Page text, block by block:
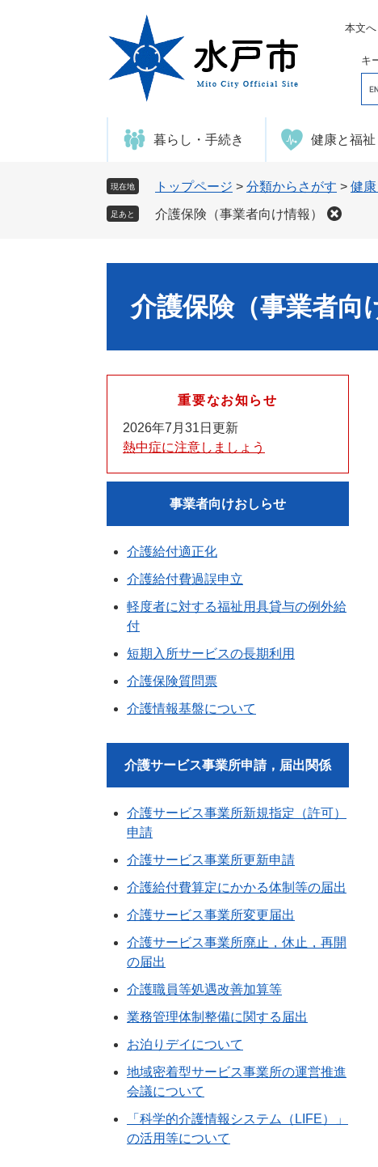
本文へ
キ
o
e
タ
ム
暮らし・手続き 健康と福祉
現在地 トップページ > 分類からさがす > 健
足あと 介護保険（事業者向け情報）
介護保険（事業者向
重要なお知らせ
2026年7月31日更新
熱中症に注意しましょう
事業者向けおしらせ
介護給付適正化
介護給付費過誤申立
軽度者に対する福祉用具貸与の例外給
付
短期入所サービスの長期利用
介護保険質問票
介護情報基盤について
介護サービス事業所申請，届出関係
介護サービス事業所新規指定（許可）
申請
介護サービス事業所更新申請
介護給付費算定にかかる体制等の届出
介護サービス事業所変更届出
介護サービス事業所廃止，休止，再開
の届出
介護職員等処遇改善加算等
業務管理体制整備に関する届出
お泊りデイについて
地域密着型サービス事業所の運営推進
会議について
「科学的介護情報システム（LIFE）」
の活用等について